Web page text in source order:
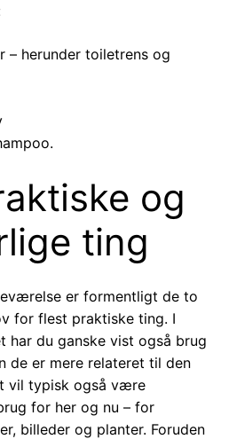
– herunder toiletrens og
og
ting
er formentligt de to
for flest praktiske ting. I
har du ganske vist også brug
de er mere relateret til den
vil typisk også være
for her og nu – for
billeder og planter. Foruden